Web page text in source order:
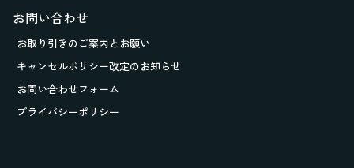
お問い合わせ
お取り引きのご案内とお願い
キャンセルポリシー改定のお知らせ
お問い合わせフォーム
プライバシーポリシー